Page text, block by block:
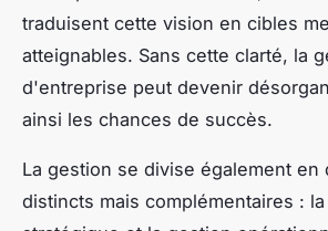
traduisent cette vision en cibles
atteignables. Sans cette clarté, la
d'entreprise peut devenir
ainsi les chances de succès.
La gestion se divise également en
distincts mais complémentaires :